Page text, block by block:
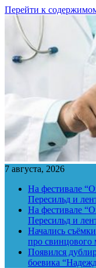
Перейти к
7 августа, 2026
На фестивале
Пересильд и
На фестивале
Пересильд и
Начались
про свинцового
Появился
боевика